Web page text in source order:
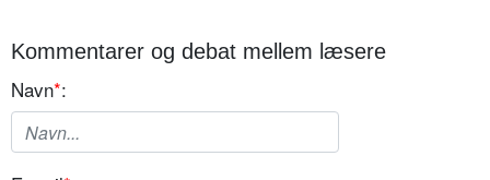
Kommentarer og debat mellem læsere
Navn*: